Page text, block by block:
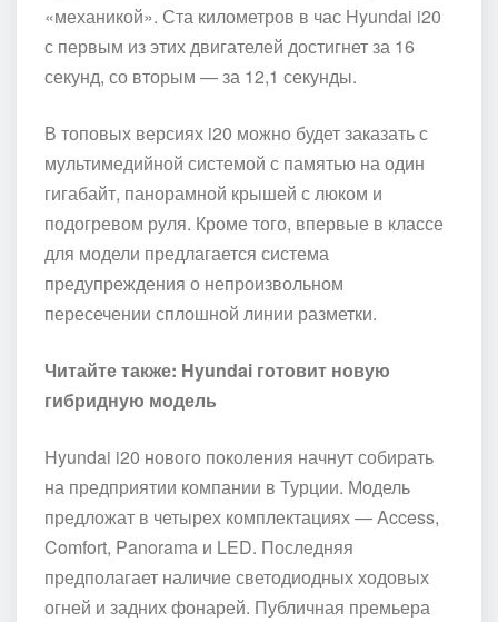
«механикой». Ста километров в час Hyundai i20
с первым из этих двигателей достигнет за 16
секунд, со вторым — за 12,1 секунды.
В топовых версиях i20 можно будет заказать с
мультимедийной системой с памятью на один
гигабайт, панорамной крышей с люком и
подогревом руля. Кроме того, впервые в классе
для модели предлагается система
предупреждения о непроизвольном
пересечении сплошной линии разметки.
Читайте также: Hyundai готовит новую
гибридную модель
Hyundai i20 нового поколения начнут собирать
на предприятии компании в Турции. Модель
предложат в четырех комплектациях — Access,
Comfort, Panorama и LED. Последняя
предполагает наличие светодиодных ходовых
огней и задних фонарей. Публичная премьера